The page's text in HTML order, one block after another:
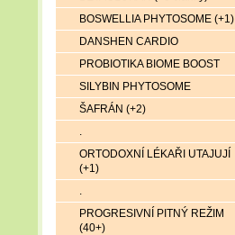
BOSWELLIA PHYTOSOME (+1)
DANSHEN CARDIO
PROBIOTIKA BIOME BOOST
SILYBIN PHYTOSOME
ŠAFRÁN (+2)
.
ORTODOXNÍ LÉKAŘI UTAJUJÍ
(+1)
.
PROGRESIVNÍ PITNÝ REŽIM
(40+)